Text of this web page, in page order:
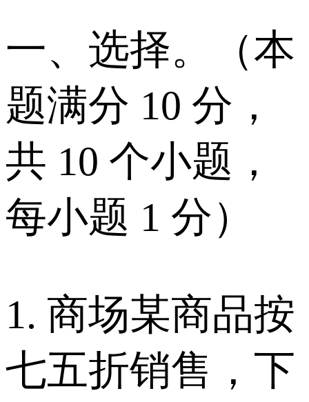
一、选择。（本
题满分 10 分，
共 10 个小题，
每小题 1 分）
1. 商场某商品按
七五折销售，下